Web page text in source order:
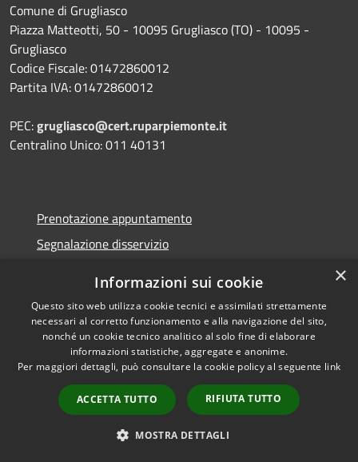
Comune di Grugliasco
Piazza Matteotti, 50 - 10095 Grugliasco (TO) - 10095 -
Grugliasco
Codice Fiscale: 01472860012
Partita IVA: 01472860012
PEC:grugliasco@cert.ruparpiemonte.it
Centralino Unico: 011 40131
Prenotazione appuntamento
Segnalazione disservizio
Amministrazione trasparente
Segnalazione Whistleblowing
×
Informazioni sui cookie
Questo sito web utilizza cookie tecnici e assimilati strettamente
necessari al corretto funzionamento e alla navigazione del sito,
nonché un cookie tecnico analitico al solo fine di elaborare
informazioni statistiche, aggregate e anonime.
Per maggiori dettagli, può consultare la cookie policy al seguente link
ACCETTA TUTTO RIFIUTA TUTTO
MOSTRA DETTAGLI